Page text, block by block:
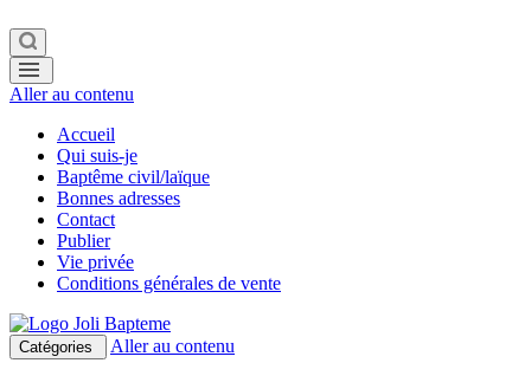
Aller au contenu
Accueil
Qui suis-je
Baptême civil/laïque
Bonnes adresses
Contact
Publier
Vie privée
Conditions générales de vente
Catégories Aller au contenu